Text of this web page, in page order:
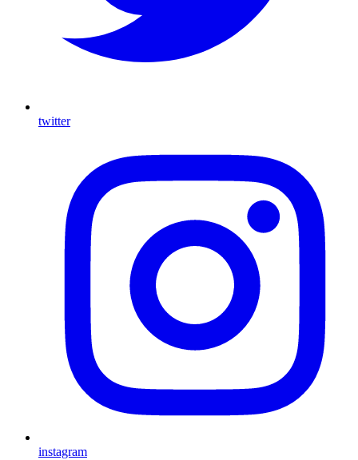
twitter
instagram